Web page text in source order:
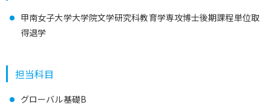
甲南女子大学大学院文学研究科教育学専攻博士後期課程単位取
得退学
担当科目
グローバル基礎B